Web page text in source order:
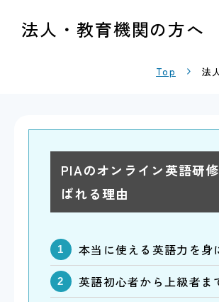
法人・教育機関の方へ
Top 法
PIAのオンライン英語研
ばれる理由
本当に使える英語力を身
英語初心者から上級者ま